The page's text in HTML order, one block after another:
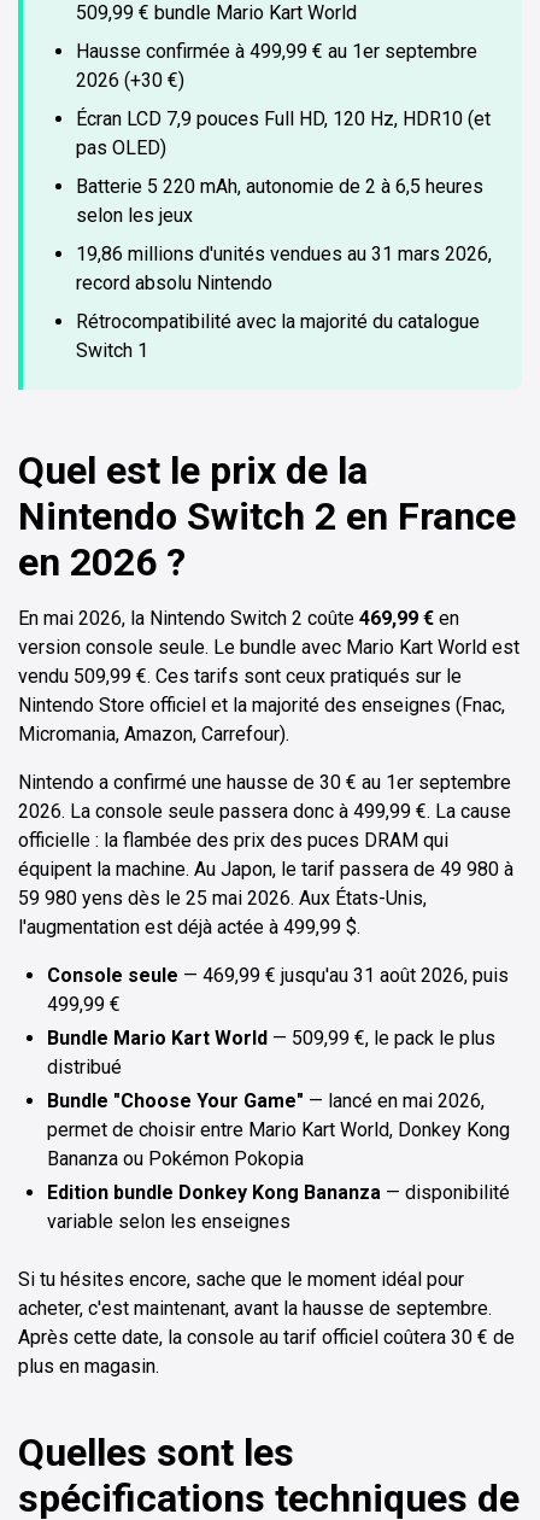
509,99 € bundle Mario Kart World
Hausse confirmée à 499,99 € au 1er septembre
2026 (+30 €)
Écran LCD 7,9 pouces Full HD, 120 Hz, HDR10 (et
pas OLED)
Batterie 5 220 mAh, autonomie de 2 à 6,5 heures
selon les jeux
19,86 millions d'unités vendues au 31 mars 2026,
record absolu Nintendo
Rétrocompatibilité avec la majorité du catalogue
Switch 1
Quel est le prix de la
Nintendo Switch 2 en France
en 2026 ?
En mai 2026, la Nintendo Switch 2 coûte 469,99 € en
version console seule. Le bundle avec Mario Kart World est
vendu 509,99 €. Ces tarifs sont ceux pratiqués sur le
Nintendo Store officiel et la majorité des enseignes (Fnac,
Micromania, Amazon, Carrefour).
Nintendo a confirmé une hausse de 30 € au 1er septembre
2026. La console seule passera donc à 499,99 €. La cause
officielle : la flambée des prix des puces DRAM qui
équipent la machine. Au Japon, le tarif passera de 49 980 à
59 980 yens dès le 25 mai 2026. Aux États-Unis,
l'augmentation est déjà actée à 499,99 $.
Console seule — 469,99 € jusqu'au 31 août 2026, puis
499,99 €
Bundle Mario Kart World — 509,99 €, le pack le plus
distribué
Bundle "Choose Your Game" — lancé en mai 2026,
permet de choisir entre Mario Kart World, Donkey Kong
Bananza ou Pokémon Pokopia
Edition bundle Donkey Kong Bananza — disponibilité
variable selon les enseignes
Si tu hésites encore, sache que le moment idéal pour
acheter, c'est maintenant, avant la hausse de septembre.
Après cette date, la console au tarif officiel coûtera 30 € de
plus en magasin.
Quelles sont les
spécifications techniques de